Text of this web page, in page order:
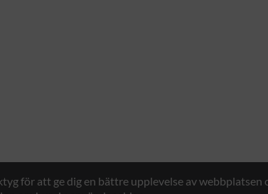
för att ge dig en bättre upplevelse av